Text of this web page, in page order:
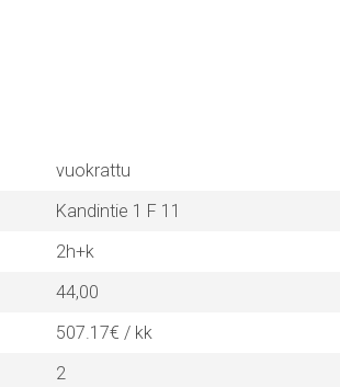
vuokrattu
Kandintie 1 F 11
2h+k
44,00
507.17€ / kk
2